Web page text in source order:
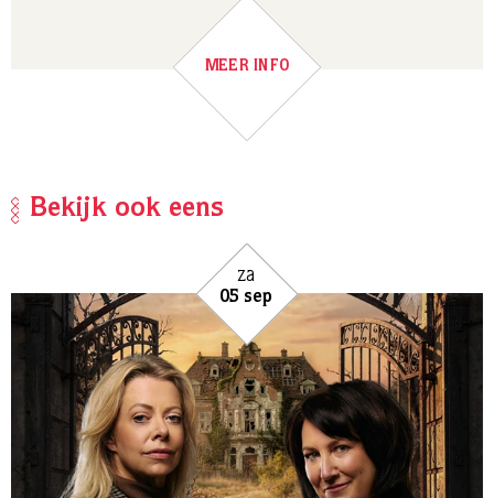
MEER INFO
Bekijk ook eens
za
05 sep